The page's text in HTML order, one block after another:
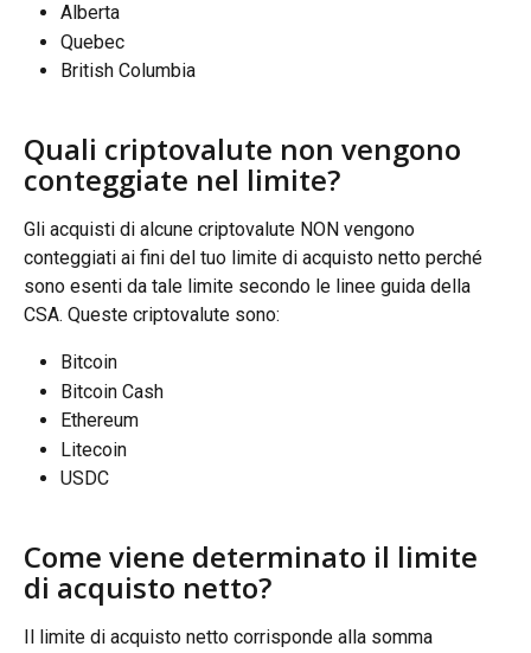
Alberta
Quebec
British Columbia
Quali criptovalute non vengono
conteggiate nel limite?
Gli acquisti di alcune criptovalute NON vengono
conteggiati ai fini del tuo limite di acquisto netto perché
sono esenti da tale limite secondo le linee guida della
CSA. Queste criptovalute sono:
Bitcoin
Bitcoin Cash
Ethereum
Litecoin
USDC
Come viene determinato il limite
di acquisto netto?
Il limite di acquisto netto corrisponde alla somma